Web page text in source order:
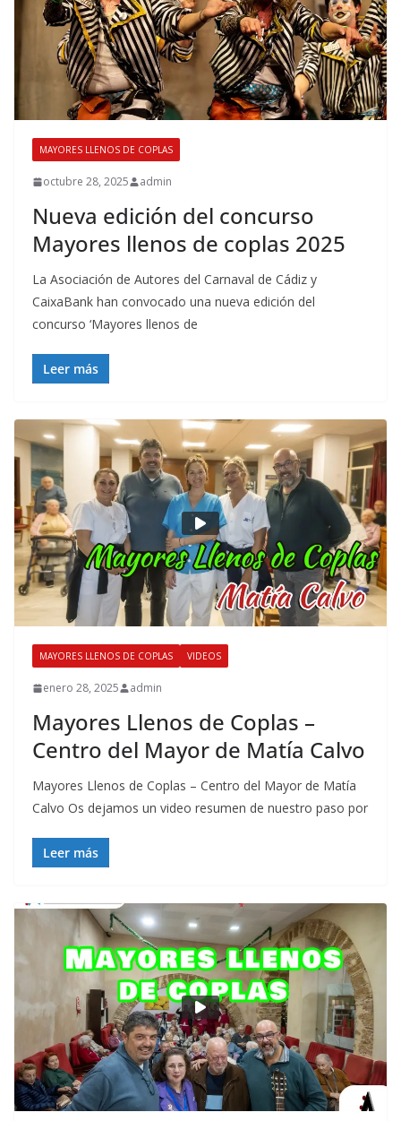
MAYORES LLENOS DE COPLAS
octubre 28, 2025 admin
Nueva edición del concurso
Mayores llenos de coplas 2025
La Asociación de Autores del Carnaval de Cádiz y
CaixaBank han convocado una nueva edición del
concurso ‘Mayores llenos de
Leer más
MAYORES LLENOS DE COPLAS VIDEOS
enero 28, 2025 admin
Mayores Llenos de Coplas –
Centro del Mayor de Matía Calvo
Mayores Llenos de Coplas – Centro del Mayor de Matía
Calvo Os dejamos un video resumen de nuestro paso por
Leer más